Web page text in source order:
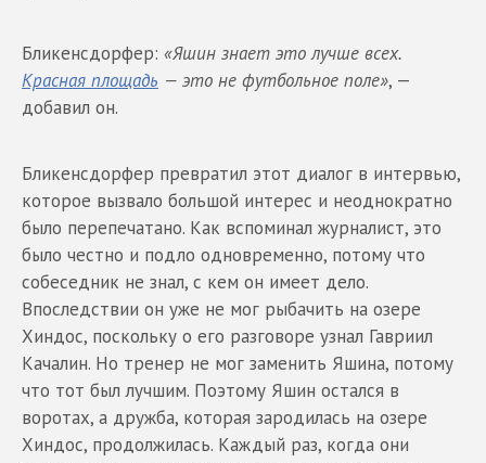
Бликенсдорфер: «Яшин знает это лучше всех.
Красная площадь — это не футбольное поле», —
добавил он.
Бликенсдорфер превратил этот диалог в интервью,
которое вызвало большой интерес и неоднократно
было перепечатано. Как вспоминал журналист, это
было честно и подло одновременно, потому что
собеседник не знал, с кем он имеет дело.
Впоследствии он уже не мог рыбачить на озере
Хиндос, поскольку о его разговоре узнал Гавриил
Качалин. Но тренер не мог заменить Яшина, потому
что тот был лучшим. Поэтому Яшин остался в
воротах, а дружба, которая зародилась на озере
Хиндос, продолжилась. Каждый раз, когда они